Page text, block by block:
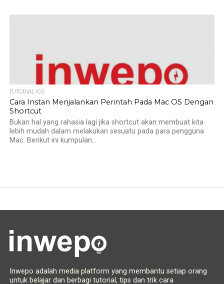
TUTORIAL IOS
Cara Instan Menjalankan Perintah Pada Mac OS Dengan
Shortcut
Bukan hal yang rahasia lagi jika shortcut akan membuat kita
lebih mudah dalam melakukan sesuatu pada para pengguna
Mac. Berikut ini kumpulan...
Inwepo adalah media platform yang membantu setiap orang
untuk belajar dan berbagi tutorial, tips dan trik cara